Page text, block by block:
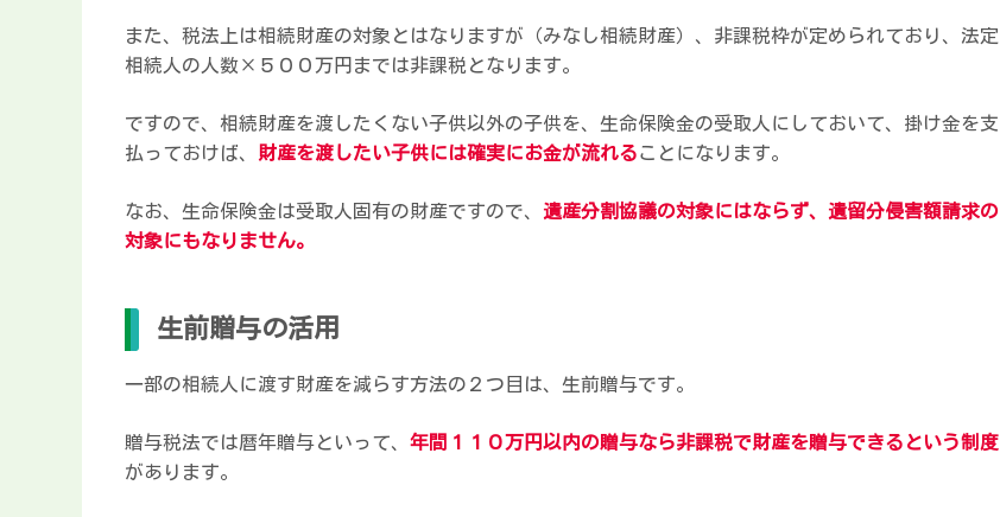
また、税法上は相続財産の対象とはなりますが（みなし相続財産）、非課税枠が定められており、法定
相続人の人数×５００万円までは非課税となります。
ですので、相続財産を渡したくない子供以外の子供を、生命保険金の受取人にしておいて、掛け金を支
払っておけば、 財産を渡したい子供には確実にお金が流れることになります。
なお、生命保険金は受取人固有の財産ですので、 遺産分割協議の対象にはならず、遺留分侵害額請求の
対象にもなりません。
生前贈与の活用
一部の相続人に渡す財産を減らす方法の２つ目は、生前贈与です。
贈与税法では暦年贈与といって、 年間１１０万円以内の贈与なら非課税で財産を贈与できるという制度
があります。